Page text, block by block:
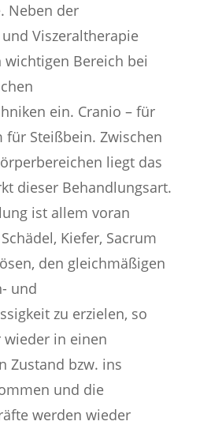
Neben der
Viszeraltherapie
Bereich bei
ein. Cranio – für
für Steißbein. Zwischen
liegt das
dieser Behandlungsart.
ist allem voran
Kiefer, Sacrum
den gleichmäßigen
und
zu erzielen, so
wieder in einen
Zustand bzw. ins
und die
werden wieder